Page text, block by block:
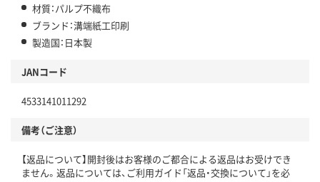
材質：パルプ不織布
ブランド：溝端紙工印刷
製造国：日本製
JANコード
4533141011292
備考（ご注意）
【返品について】開封後はお客様のご都合による返品はお受けでき
ません。返品については、ご利用ガイド「返品・交換について」を必